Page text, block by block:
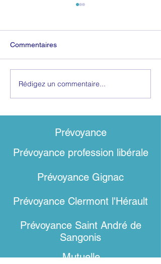
Commentaires
Rédigez un commentaire...
Prévoyance​
Prévoyance profession libérale
Prévoyance Gignac
Prévoyance Clermont l'Hérault
Prévoyance Saint André de
Sangonis
Mutuelle